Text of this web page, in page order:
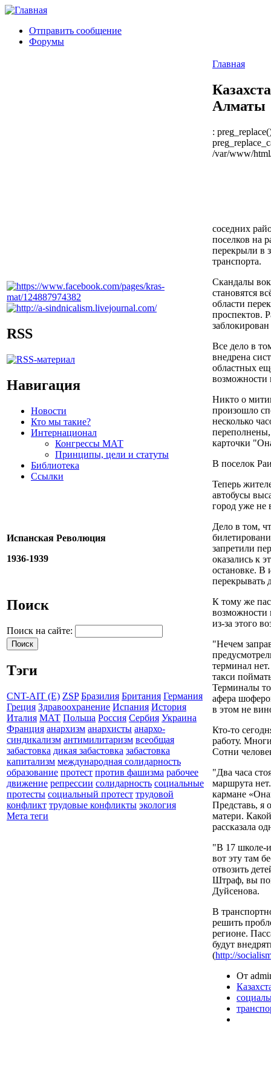
Отправить сообщение
Форумы
RSS
Навигация
Новости
Кто мы такие?
Интернационал
Конгрессы МАТ
Принципы, цели и статуты
Библиотека
Ссылки
Испанская Революция
1936-1939
Поиск
Поиск на сайте:
Тэги
CNT-AIT (E) ZSP Бразилия Британия Германия
Греция Здравоохранение Испания История
Италия МАТ Польша Россия Сербия Украина
Франция анархизм анархисты анархо-
синдикализм антимилитаризм всеобщая
забастовка дикая забастовка забастовка
капитализм международная солидарность
образование протест против фашизма рабочее
движение репрессии солидарность социальные
протесты социальный протест трудовой
конфликт трудовые конфликты экология
Мета теги
Главная
Алматы
:
/var/www/
соседних
поселков на
перекрыли в
транспорта.
Скандалы
становятся
области
проспектов.
Все дело в
внедрена
областных
возможности
Никто о
произошло
несколько
карточки
В поселок
Теперь
автобусы
город уже не
Дело в том,
запретили
оказались к
остановке. В
перекрывать
К тому же
возможности
из-за этого
"Нечем
терминал
такси
Терминалы
афера
в этом не
Кто-то
работу.
Сотни
"Два часа
маршрута
кармане
Представь, я
матери.
рассказала
"В 17 школе-
вот эту там
отвозить
Штраф, вы
Дуйсенова.
В
решить
регионе.
будут
(http://
От